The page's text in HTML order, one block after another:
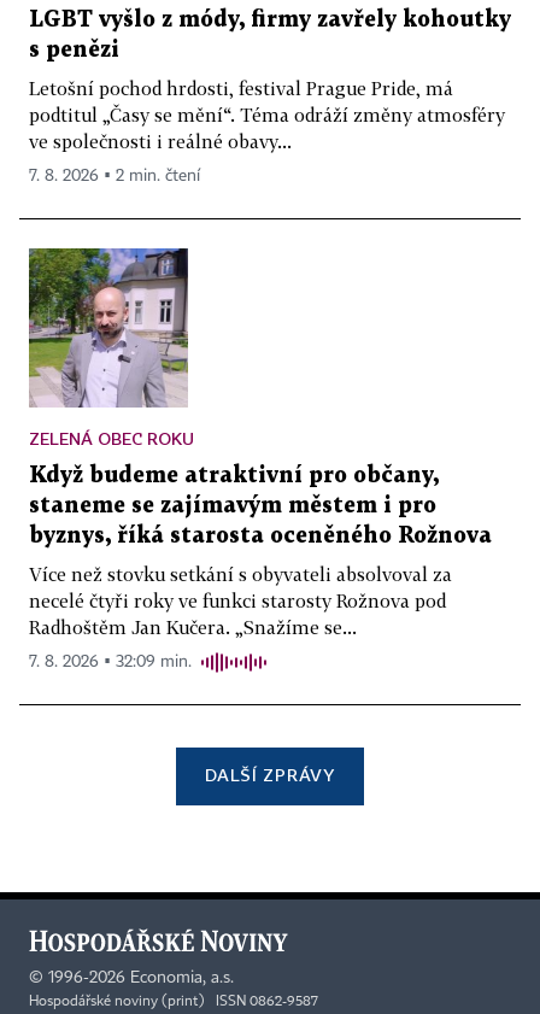
LGBT vyšlo z módy, firmy zavřely kohoutky
s penězi
Letošní pochod hrdosti, festival Prague Pride, má
podtitul „Časy se mění“. Téma odráží změny atmosféry
ve společnosti i reálné obavy...
7. 8. 2026 ▪ 2 min. čtení
ZELENÁ OBEC ROKU
Když budeme atraktivní pro občany,
staneme se zajímavým městem i pro
byznys, říká starosta oceněného Rožnova
Více než stovku setkání s obyvateli absolvoval za
necelé čtyři roky ve funkci starosty Rožnova pod
Radhoštěm Jan Kučera. „Snažíme se...
7. 8. 2026 ▪ 32:09 min.
DALŠÍ ZPRÁVY
© 1996-2026 Economia, a.s.
Hospodářské noviny (print) ISSN 0862-9587